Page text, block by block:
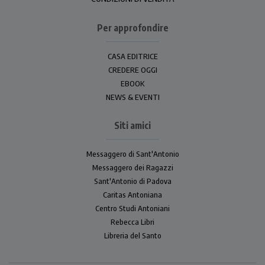
Per approfondire
CASA EDITRICE
CREDERE OGGI
EBOOK
NEWS & EVENTI
Siti amici
Messaggero di Sant'Antonio
Messaggero dei Ragazzi
Sant'Antonio di Padova
Caritas Antoniana
Centro Studi Antoniani
Rebecca Libri
Libreria del Santo